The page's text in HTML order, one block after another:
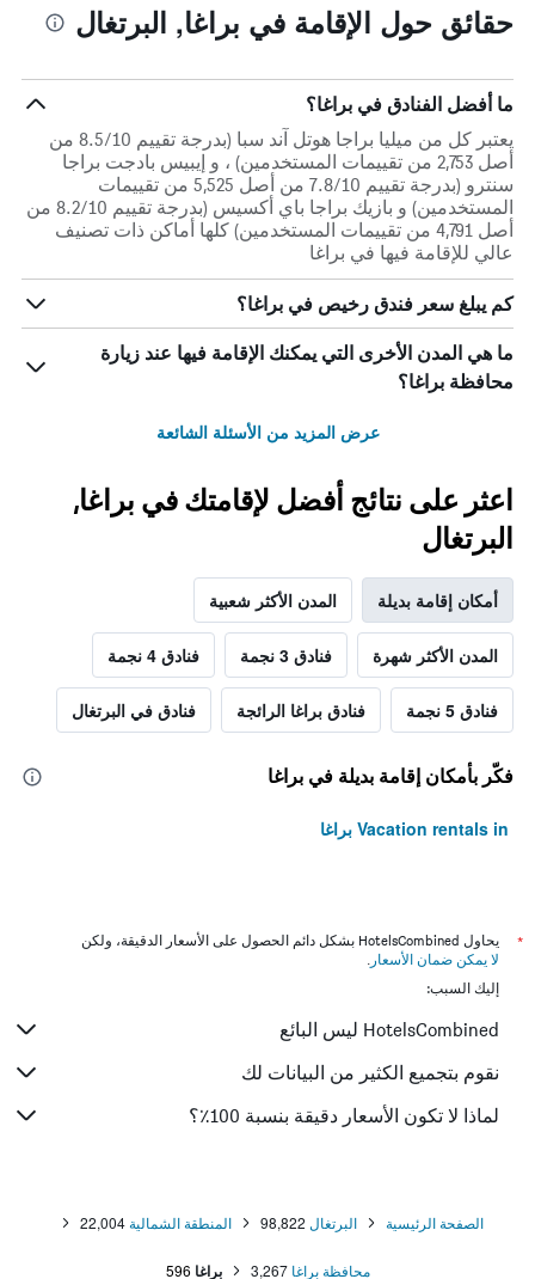
حقائق حول الإقامة في براغا, البرتغال
ما أفضل الفنادق في براغا؟
يعتبر كل من ميليا براجا هوتل آند سبا (بدرجة تقييم 8.5/10 من
أصل 2,753 من تقييمات المستخدمين) ، و إيبيس بادجت براجا
سنترو (بدرجة تقييم 7.8/10 من أصل 5,525 من تقييمات
المستخدمين) و بازيك براجا باي أكسيس (بدرجة تقييم 8.2/10 من
أصل 4,791 من تقييمات المستخدمين) كلها أماكن ذات تصنيف
عالي للإقامة فيها في براغا
كم يبلغ سعر فندق رخيص في براغا؟
ما هي المدن الأخرى التي يمكنك الإقامة فيها عند زيارة
محافظة براغا؟
عرض المزيد من الأسئلة الشائعة
اعثر على نتائج أفضل لإقامتك في براغا,
البرتغال
أمكان إقامة بديلة المدن الأكثر شعبية
المدن الأكثر شهرة فنادق 3 نجمة فنادق 4 نجمة
فنادق 5 نجمة فنادق براغا الرائجة فنادق في البرتغال
فكّر بأمكان إقامة بديلة في براغا
Vacation rentals in براغا
*
يحاول HotelsCombined بشكل دائم الحصول على الأسعار الدقيقة، ولكن
لا يمكن ضمان الأسعار .
إليك السبب:
HotelsCombined ليس البائع
نقوم بتجميع الكثير من البيانات لك
لماذا لا تكون الأسعار دقيقة بنسبة 100٪؟
الصفحة الرئيسية البرتغال 98,822 المنطقة الشمالية22,004
محافظة براغا 3,267 براغا 596